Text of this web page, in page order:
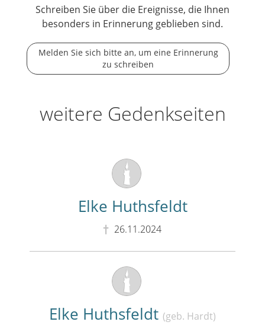
Schreiben Sie über die Ereignisse, die Ihnen
besonders in Erinnerung geblieben sind.
Melden Sie sich bitte an, um eine Erinnerung
zu schreiben
weitere Gedenkseiten
Elke Huthsfeldt
26.11.2024
Elke Huthsfeldt (geb. Hardt)